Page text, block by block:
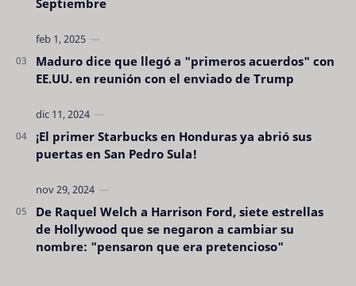
Septiembre
Maduro dice que llegó a "primeros acuerdos" con
EE.UU. en reunión con el enviado de Trump
¡El primer Starbucks en Honduras ya abrió sus
puertas en San Pedro Sula!
De Raquel Welch a Harrison Ford, siete estrellas
de Hollywood que se negaron a cambiar su
nombre: "pensaron que era pretencioso"